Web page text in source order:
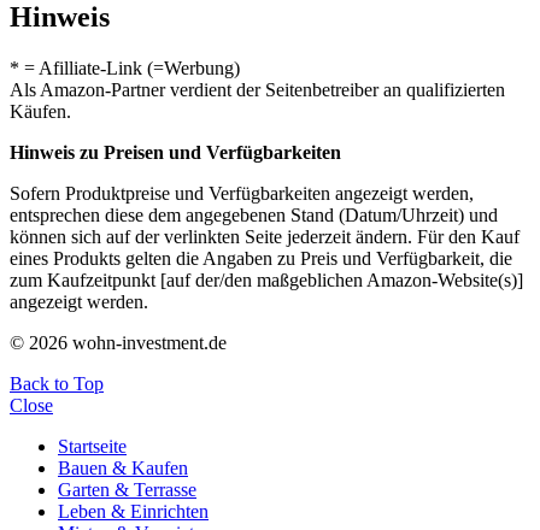
Hinweis
* = Afilliate-Link (=Werbung)
Als Amazon-Partner verdient der Seitenbetreiber an qualifizierten
Käufen.
Hinweis zu Preisen und Verfügbarkeiten
Sofern Produktpreise und Verfügbarkeiten angezeigt werden,
entsprechen diese dem angegebenen Stand (Datum/Uhrzeit) und
können sich auf der verlinkten Seite jederzeit ändern. Für den Kauf
eines Produkts gelten die Angaben zu Preis und Verfügbarkeit, die
zum Kaufzeitpunkt [auf der/den maßgeblichen Amazon-Website(s)]
angezeigt werden.
© 2026 wohn-investment.de
Back to Top
Close
Startseite
Bauen & Kaufen
Garten & Terrasse
Leben & Einrichten